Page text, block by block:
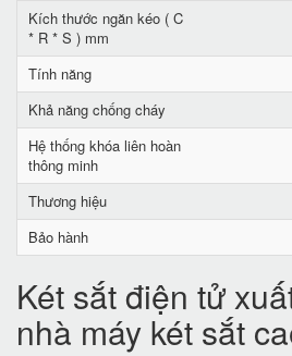
Kích thước ngăn kéo ( C
* R * S ) mm
Tính năng
Khả năng chống cháy
Hệ thống khóa liên hoàn
thông minh
Thương hiệu
Bảo hành
Két sắt điện tử
nhà máy két sắt